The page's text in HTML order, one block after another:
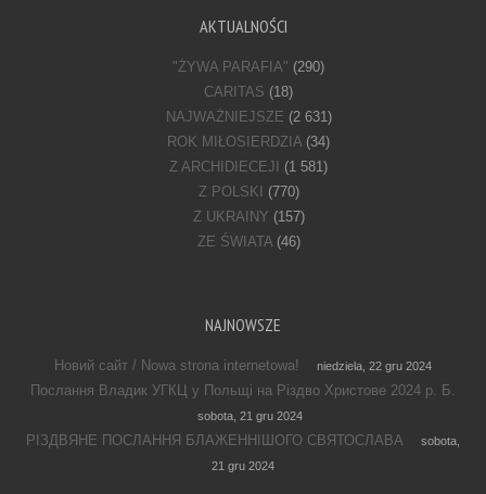
AKTUALNOŚCI
"ŻYWA PARAFIA" (290)
CARITAS (18)
NAJWAŻNIEJSZE (2 631)
ROK MIŁOSIERDZIA(34)
Z ARCHIDIECEJI
(1 581)
Z POLSKI
(770)
Z UKRAINY (157)
ZE ŚWIATA(46)
NAJNOWSZE
Новий сайт / Nowa strona internetowa! niedziela, 22 gru 2024
Послання Владик УГКЦ у Польщі на Різдво Христове 2024 р. Б.
sobota, 21 gru 2024
РІЗДВЯНЕ ПОСЛАННЯ БЛАЖЕННІШОГО СВЯТОСЛАВА
sobota,
21 gru 2024